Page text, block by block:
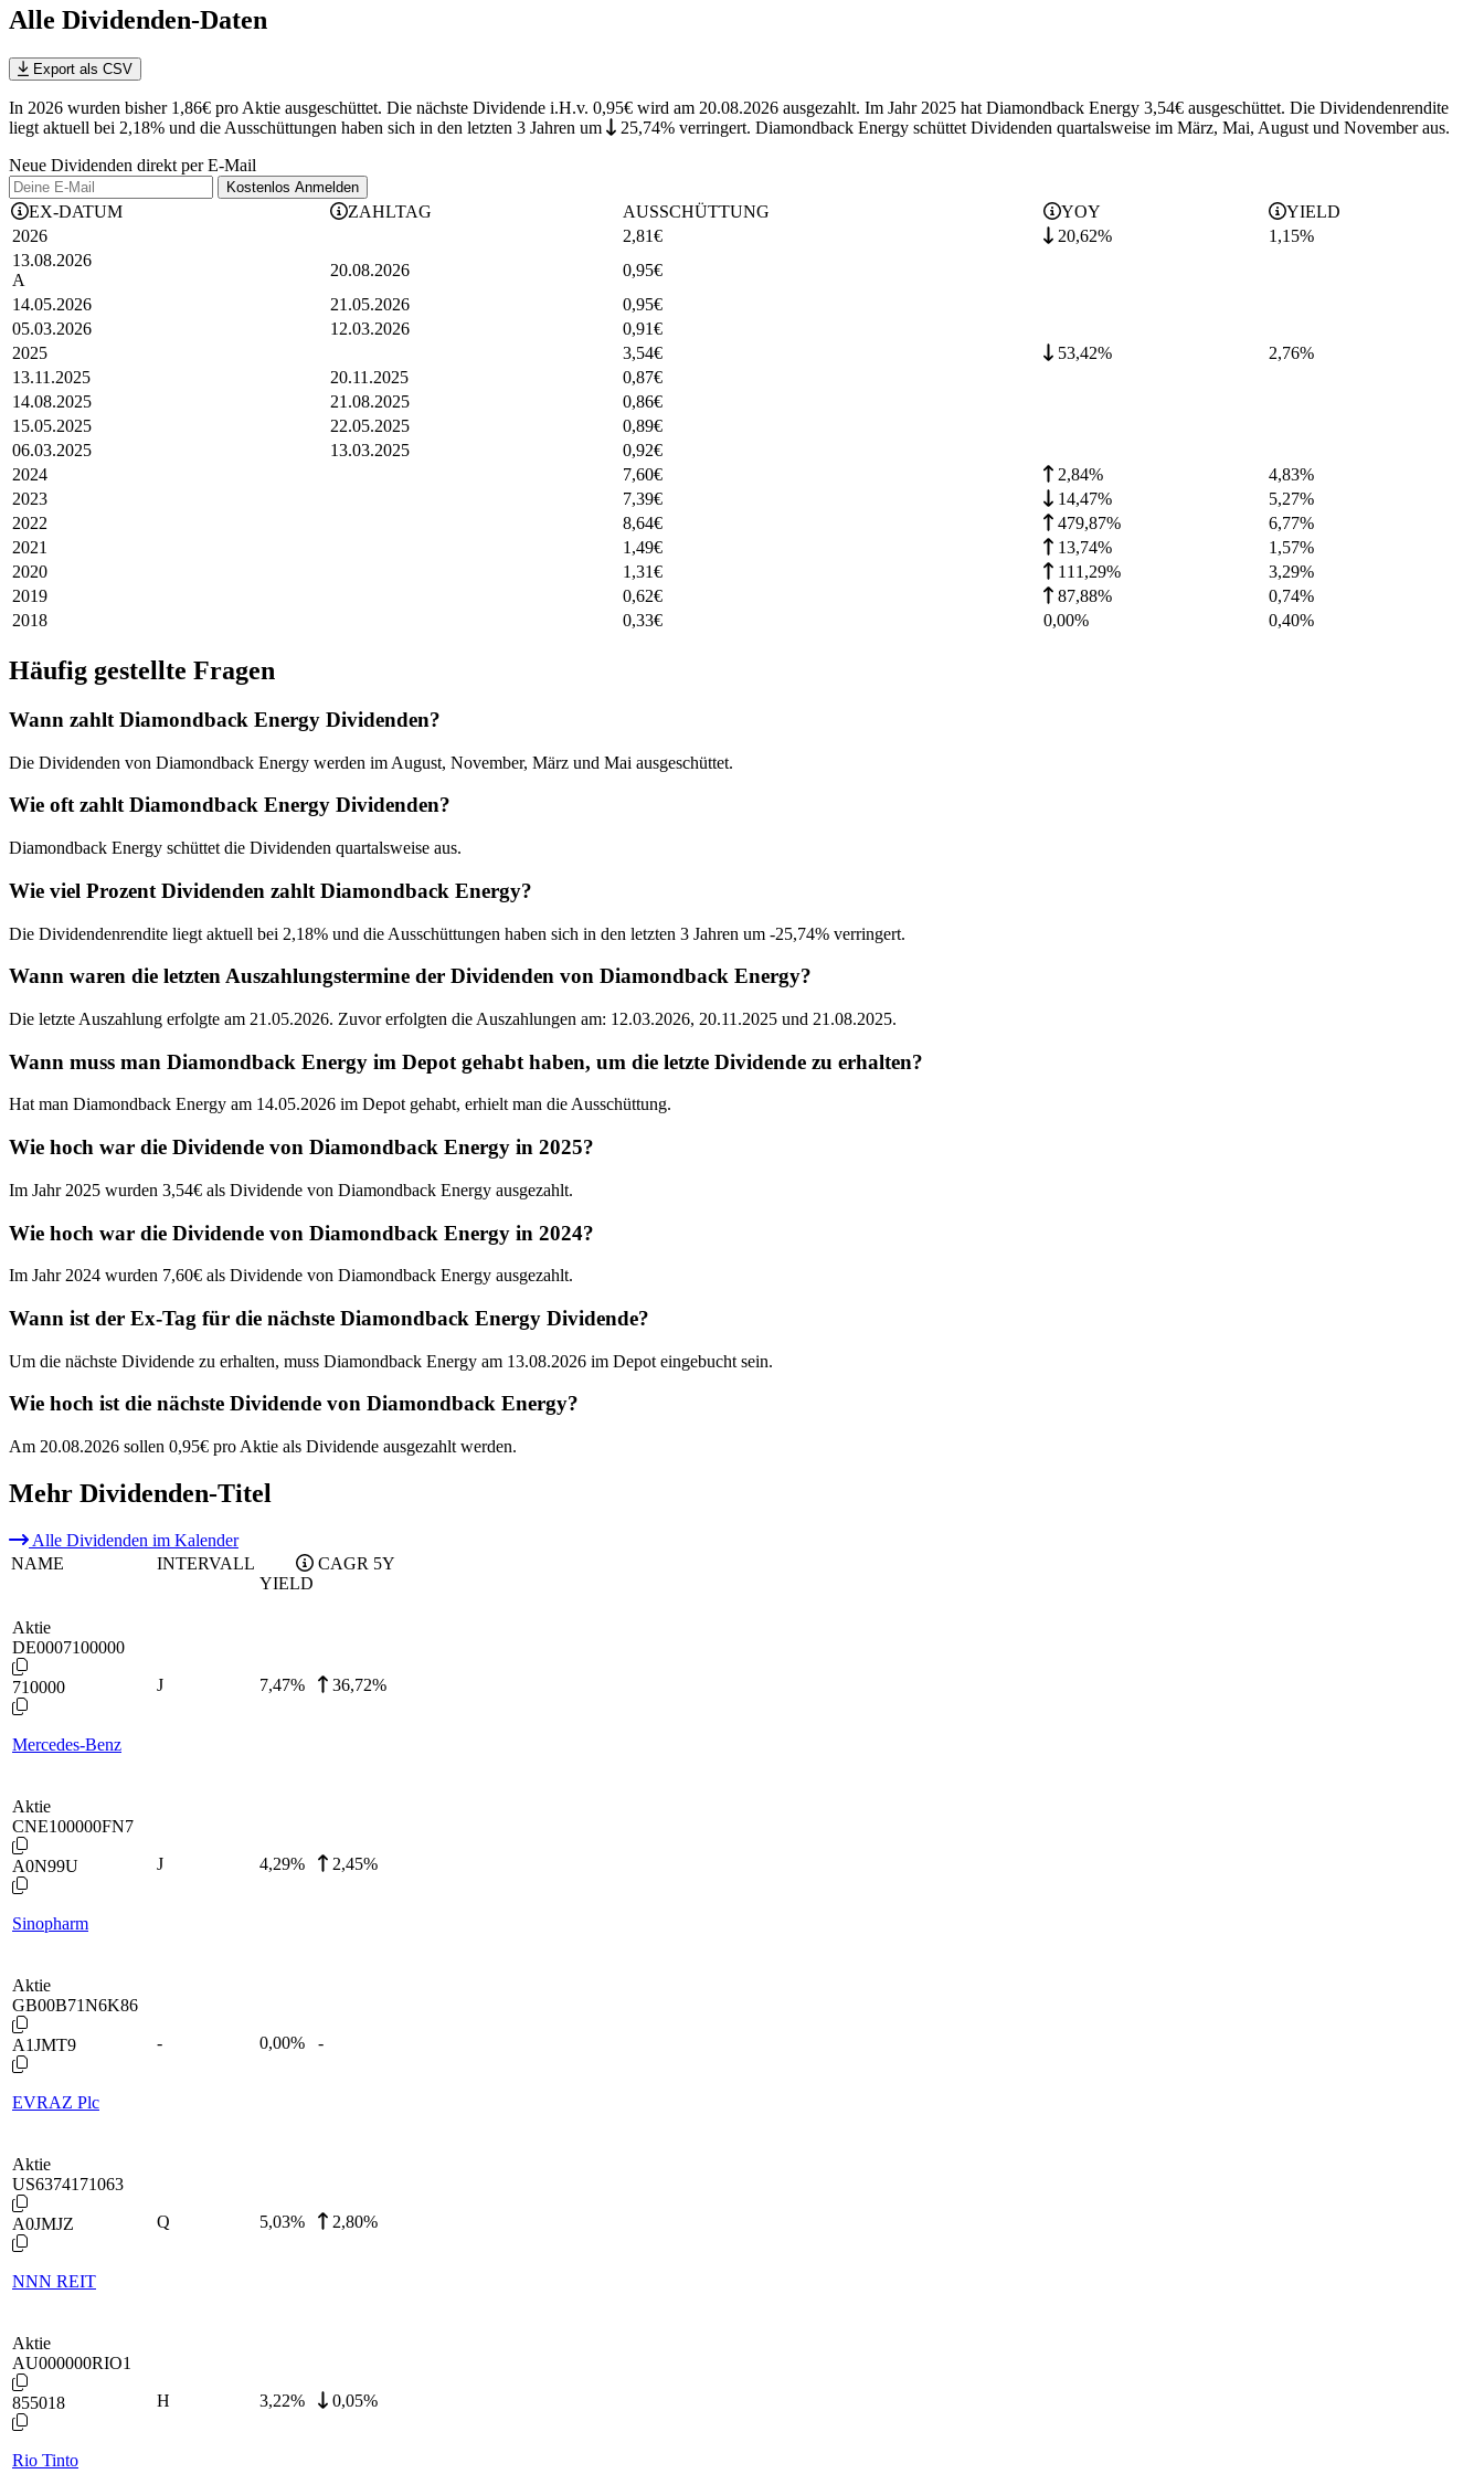
Alle Dividenden-Daten
Export als CSV
In 2026 wurden bisher 1,86€ pro Aktie ausgeschüttet. Die nächste Dividende i.H.v. 0,95€ wird am 20.08.2026 ausgezahlt. Im Jahr 2025 hat Diamondback Energy 3,54€ ausgeschüttet. Die Dividendenrendite
liegt aktuell bei 2,18% und die Ausschüttungen haben sich in den letzten 3 Jahren um 25,74% verringert. Diamondback Energy schüttet Dividenden quartalsweise im März, Mai, August und November aus.
Neue Dividenden direkt per E-Mail
Kostenlos Anmelden
EX-DATUM ZAHLTAG AUSSCHÜTTUNG YOY
YIELD
2026
2,81€ 20,62% 1,15%
13.08.2026
A
20.08.2026 0,95€
14.05.2026
21.05.2026 0,95€
05.03.2026
12.03.2026 0,91€
2025
3,54€ 53,42% 2,76%
13.11.2025
20.11.2025 0,87€
14.08.2025
21.08.2025 0,86€
15.05.2025
22.05.2025 0,89€
06.03.2025
13.03.2025 0,92€
2024
7,60€ 2,84% 4,83%
2023
7,39€ 14,47% 5,27%
2022
8,64€ 479,87% 6,77%
2021
1,49€ 13,74% 1,57%
2020
1,31€ 111,29% 3,29%
2019
0,62€ 87,88% 0,74%
2018
0,33€ 0,00% 0,40%
Häufig gestellte Fragen
Wann zahlt Diamondback Energy Dividenden?
Die Dividenden von Diamondback Energy werden im August, November, März und Mai ausgeschüttet.
Wie oft zahlt Diamondback Energy Dividenden?
Diamondback Energy schüttet die Dividenden quartalsweise aus.
Wie viel Prozent Dividenden zahlt Diamondback Energy?
Die Dividendenrendite liegt aktuell bei 2,18% und die Ausschüttungen haben sich in den letzten 3 Jahren um -25,74% verringert.
Wann waren die letzten Auszahlungstermine der Dividenden von Diamondback Energy?
Die letzte Auszahlung erfolgte am 21.05.2026. Zuvor erfolgten die Auszahlungen am: 12.03.2026, 20.11.2025 und 21.08.2025.
Wann muss man Diamondback Energy im Depot gehabt haben, um die letzte Dividende zu erhalten?
Hat man Diamondback Energy am 14.05.2026 im Depot gehabt, erhielt man die Ausschüttung.
Wie hoch war die Dividende von Diamondback Energy in 2025?
Im Jahr 2025 wurden 3,54€ als Dividende von Diamondback Energy ausgezahlt.
Wie hoch war die Dividende von Diamondback Energy in 2024?
Im Jahr 2024 wurden 7,60€ als Dividende von Diamondback Energy ausgezahlt.
Wann ist der Ex-Tag für die nächste Diamondback Energy Dividende?
Um die nächste Dividende zu erhalten, muss Diamondback Energy am 13.08.2026 im Depot eingebucht sein.
Wie hoch ist die nächste Dividende von Diamondback Energy?
Am 20.08.2026 sollen 0,95€ pro Aktie als Dividende ausgezahlt werden.
Mehr Dividenden-Titel
Alle Dividenden im Kalender
NAME
INTERVALL
YIELD
CAGR 5Y
Aktie
DE0007100000
710000
Mercedes-Benz
J 7,47% 36,72%
Aktie
CNE100000FN7
A0N99U
Sinopharm
J 4,29% 2,45%
Aktie
GB00B71N6K86
A1JMT9
EVRAZ Plc
- 0,00% -
Aktie
US6374171063
A0JMJZ
NNN REIT
Q 5,03% 2,80%
Aktie
AU000000RIO1
855018
Rio Tinto
H 3,22% 0,05%